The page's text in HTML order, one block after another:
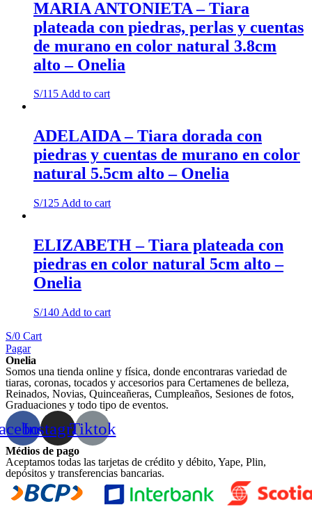
MARIA ANTONIETA – Tiara
plateada con piedras, perlas y cuentas
de murano en color natural 3.8cm
alto – Onelia
S/115Add to cart
ADELAIDA – Tiara dorada con
piedras y cuentas de murano en color
natural 5.5cm alto – Onelia
S/125 Add to cart
ELIZABETH – Tiara plateada con
piedras en color natural 5cm alto –
Onelia
S/140 Add to cart
S/0 Cart
Pagar
Onelia
Somos una tienda online y física, donde encontraras variedad de
tiaras, coronas, tocados y accesorios para Certamenes de belleza,
Reinados, Novias, Quinceañeras, Cumpleaños, Sesiones de fotos,
Graduaciones y todo tipo de eventos.
InstagramTiktok
Médios de pago
Aceptamos todas las tarjetas de crédito y débito, Yape, Plin,
depósitos y transferencias bancarias.